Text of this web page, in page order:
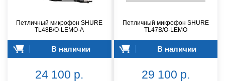
Петличный микрофон SHURE
TL48B/O-LEMO-A
В наличии
24 100 р.
Петличный микрофон SHURE
TL47B/O-LEMO
В наличии
29 100 р.